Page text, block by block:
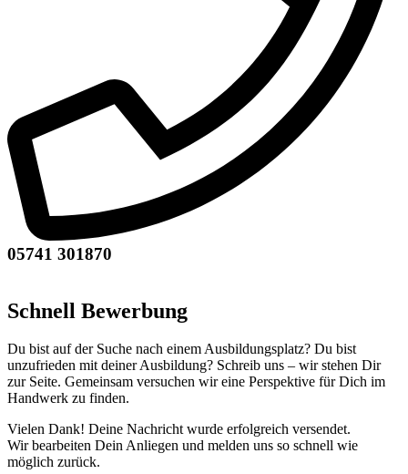
05741 301870
Schnell Bewerbung
Du bist auf der Suche nach einem Ausbildungsplatz? Du bist
unzufrieden mit deiner Ausbildung? Schreib uns – wir stehen Dir
zur Seite. Gemeinsam versuchen wir eine Perspektive für Dich im
Handwerk zu finden.
Vielen Dank! Deine Nachricht wurde erfolgreich versendet.
Wir bearbeiten Dein Anliegen und melden uns so schnell wie
möglich zurück.